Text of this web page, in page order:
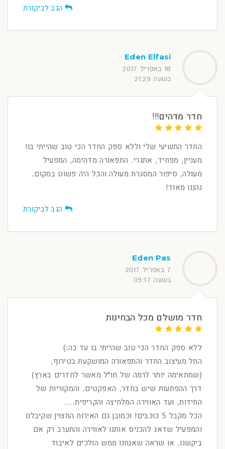
הגב לביקורת
Eden Elfasi
18 באפריל 2017
בשעה 21:29
חדר מדהים!!!
החדר התשיעי שלי וללא ספק החדר הכי טוב שהייתי בו!
מעניין, מפחיד, אתגרי. התפאורה מדהימה, המפעיל
מעולה, סיפור המסגרת מעולה והכל היה פשוט במקום.
נהננו מאוד!
הגב לביקורת
Eden Pas
7 באפריל 2017
בשעה 09:17
חדר מושלם מכל הבחינות
ללא ספק החדר הכי טוב שהייתי בו עד כה:)
החל מעיצוב החדר והתפאורה המושקעת בטירוף,
(שמתאימה יותר לרמה של חו"ל מאשר לחדרים בארץ)
דרך ההפתעות שיש בחדר, האפקטים, והמקוריות של
החידות, ועד האווירה המלחיצה והקריפית....
הכל מקבל 5 כוכבים! וכמובן גם האירוח המצוין שקיבלנו
והמפעיל שדאג להכניס אותנו לאווירה והתערב רק אם
ביקשנו, או שראה שאנחנו ממש הולכים לאיבוד